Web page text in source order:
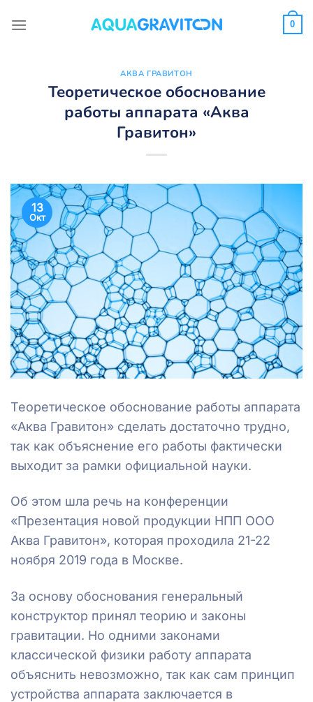
0
АКВА ГРАВИТОН
Теоретическое обоснование
работы аппарата «Аква
Гравитон»
13
Окт
Теоретическое обоснование работы аппарата
«Аква Гравитон» сделать достаточно трудно,
так как объяснение его работы фактически
выходит за рамки официальной науки.
Об этом шла речь на конференции
«Презентация новой продукции НПП ООО
Аква Гравитон», которая проходила 21-22
ноября 2019 года в Москве.
За основу обоснования генеральный
конструктор принял теорию и законы
гравитации. Но одними законами
классической физики работу аппарата
объяснить невозможно, так как сам принцип
устройства аппарата заключается в